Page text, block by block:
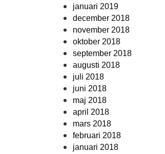
januari 2019
december 2018
november 2018
oktober 2018
september 2018
augusti 2018
juli 2018
juni 2018
maj 2018
april 2018
mars 2018
februari 2018
januari 2018